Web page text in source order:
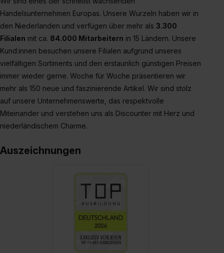
Handelsunternehmen Europas. Unsere Wurzeln haben wir in
den Niederlanden und verfügen über mehr als 3.300
Filialen mit ca. 84.000 Mitarbeitern in 15 Ländern. Unsere
Kund:innen besuchen unsere Filialen aufgrund unseres
vielfältigen Sortiments und den erstaunlich günstigen Preisen
immer wieder gerne. Woche für Woche präsentieren wir
mehr als 150 neue und faszinierende Artikel. Wir sind stolz
auf unsere Unternehmenswerte, das respektvolle
Miteinander und verstehen uns als Discounter mit Herz und
niederländischem Charme.
Auszeichnungen